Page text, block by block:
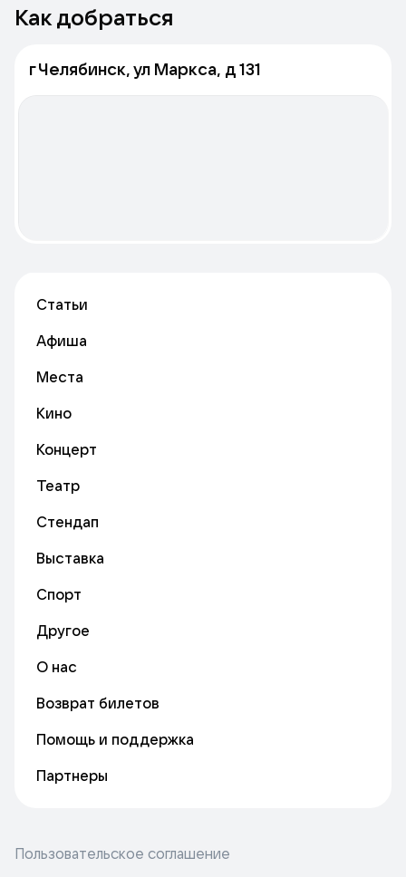
Как добраться
г Челябинск, ул Маркса, д 131
Статьи
Афиша
Места
Кино
Концерт
Театр
Стендап
Выставка
Спорт
Другое
О нас
Возврат билетов
Помощь и поддержка
Партнеры
Пользовательское соглашение